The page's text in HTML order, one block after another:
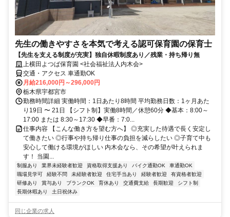
先生の働きやすさを本気で考える認可保育園の保育士
【先生を支える制度が充実】独自休暇制度あり／残業・持ち帰り無
上横田よつば保育園 <社会福祉法人内木会>
交通・アクセス 車通勤OK
月給216,000円～296,000円
栃木県宇都宮市
勤務時間詳細 実働時間：1日あたり8時間 平均勤務日数：1ヶ月あた
り19日 〜 21日 【シフト制】実働8時間／休憩60分 ◆基本：8:00～
17:00 または 8:30～17:30 ◆早番：7:0...
仕事内容 【こんな働き方を望む方へ】 ◎充実した待遇で長く安定し
て働きたい ◎行事や持ち帰り仕事の負担を減らしたい ◎子育て中も
安心して働ける環境がほしい 内木会なら、その希望が叶えられま
す！ 当園...
制服あり 業界未経験者歓迎 資格取得支援あり バイク通勤OK
車通勤OK
職場見学可
経験不問 未経験者歓迎 住宅手当あり 経験者歓迎
有資格者歓迎
研修あり
賞与あり ブランクOK 育休あり 交通費支給 長期歓迎
シフト制
長期休暇あり
土日祝休み
同じ企業の求人